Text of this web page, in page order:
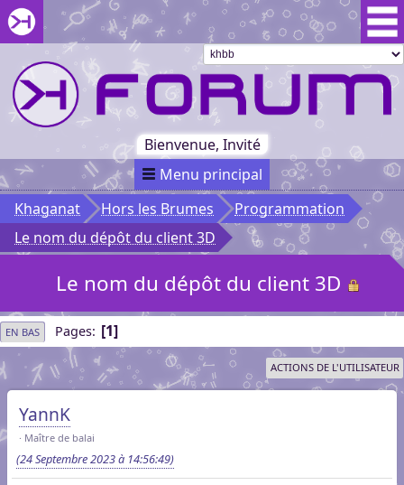
Aller au menu du forum
Aller au contenu du forum
Aller à la recherche dans le forum
Passer le
menu
Khaganat
au début
du menu
Khaganat
Bienvenue, Invité
Menu principal
Khaganat
Hors les Brumes
Programmation
Le nom du dépôt du client 3D
Le nom du dépôt du client 3D
EN BAS Pages 1
ACTIONS DE L'UTILISATEUR
YannK
Maître de balai
(24 Septembre 2023 à 14:56:49)